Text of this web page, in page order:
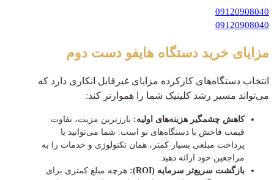
09120908040
09120908040
مزایای خرید دستگاه هایفو دست دوم
انتخاب دستگاه‌های کارکرده مزایای غیرقابل انکاری دارد که
می‌تواند مسیر رشد کلینیک شما را هموارتر کند:
کاهش چشمگیر هزینه‌های اولیه: بارزترین مزیت، تفاوت
قیمت فاحش با دستگاه‌های نو است. شما می‌توانید با
پرداخت مبلغی بسیار کمتر، همان تکنولوژی و خدمات را به
مراجعین خود ارائه دهید.
بازگشت سریع‌تر سرمایه (ROI):
هرچه مبلغ کمتری برای